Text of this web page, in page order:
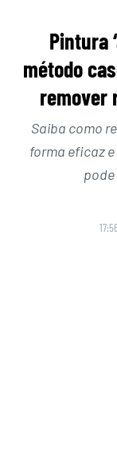
Pintura
método
remover
Saiba como
forma eficaz
pode